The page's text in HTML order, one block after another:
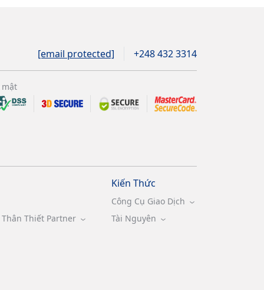
[email protected] +248 432 3314
mật
Thiết Partner
Kiến Thức
Công Cụ Giao Dịch
Tài Nguyên